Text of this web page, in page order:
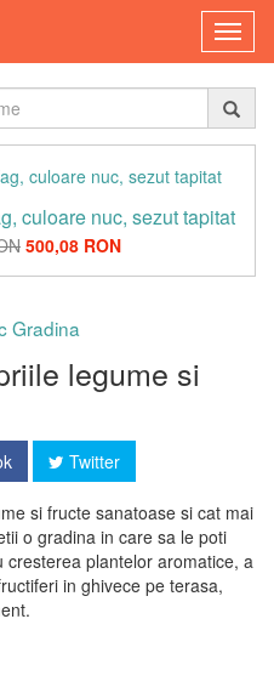
culoare nuc, sezut tapitat
500,08 RON
Gradina
legume si
Twitter
si fructe sanatoase si cat mai
o gradina in care sa le poti
plantelor aromatice, a
in ghivece pe terasa,